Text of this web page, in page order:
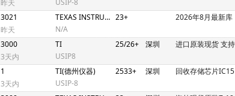
昨天
USIP-8
3021
昨天
TEXAS INSTRUMENTS
N/A
23+ 2026年8月最新库
3000
3天内
TI
USIP8
25/26+ 深圳 进口原装现货 支
1
3天内
TI(德州仪器)
USIP-8
2533+ 深圳 回收存储芯片IC15